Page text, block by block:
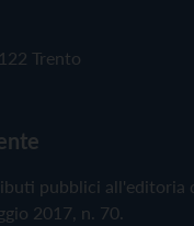
Trento
pubblici all'editoria
2017, n. 70.